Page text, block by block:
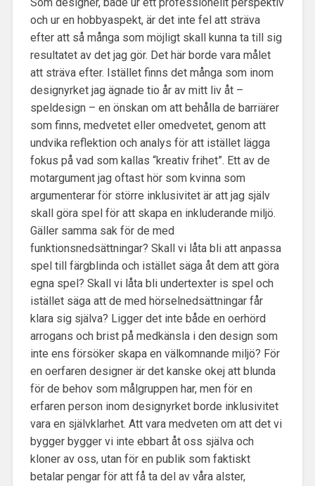
och ur en hobbyaspekt, är det inte fel att sträva
efter att så många som möjligt skall kunna ta till sig
resultatet av det jag gör. Det här borde vara målet
att sträva efter. Istället finns det många som inom
designyrket jag ägnade tio år av mitt liv åt –
speldesign – en önskan om att behålla de barriärer
som finns, medvetet eller omedvetet, genom att
undvika reflektion och analys för att istället lägga
fokus på vad som kallas “kreativ frihet”. Ett av de
motargument jag oftast hör som kvinna som
argumenterar för större inklusivitet är att jag själv
skall göra spel för att skapa en inkluderande miljö.
Gäller samma sak för de med
funktionsnedsättningar? Skall vi låta bli att anpassa
spel till färgblinda och istället säga åt dem att göra
egna spel? Skall vi låta bli undertexter is spel och
istället säga att de med hörselnedsättningar får
klara sig själva? Ligger det inte både en oerhörd
arrogans och brist på medkänsla i den design som
inte ens försöker skapa en välkomnande miljö? För
en oerfaren designer är det kanske okej att blunda
för de behov som målgruppen har, men för en
erfaren person inom designyrket borde inklusivitet
vara en självklarhet. Att vara medveten om att det vi
bygger bygger vi inte ebbart åt oss själva och
kloner av oss, utan för en publik som faktiskt
betalar pengar för att få ta del av våra alster,